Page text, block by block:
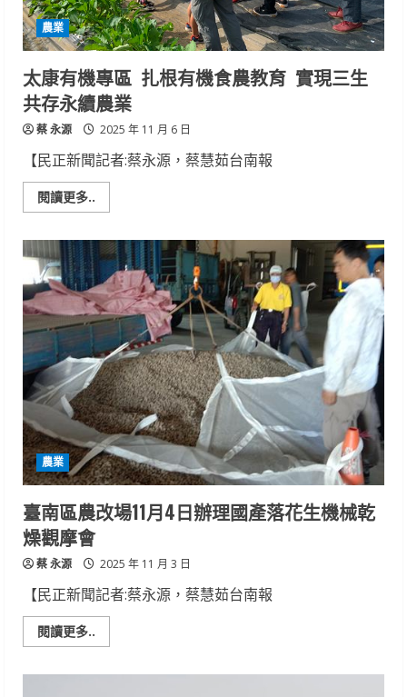
農業
太康有機專區 扎根有機食農教育 實現三生
共存永續農業
蔡 永源 2025 年 11 月 6 日
【民正新聞記者:蔡永源，蔡慧茹台南報
閱讀更多..
more
有
專
區
扎
根
有
機
食
農
教
育
實
現
三
生
共
存
永
續
農
業
農業
臺南區農改場11月4日辦理國產落花生機械乾
燥觀摩會
蔡 永源 2025 年 11 月 3 日
【民正新聞記者:蔡永源，蔡慧茹台南報
閱讀更多..
more